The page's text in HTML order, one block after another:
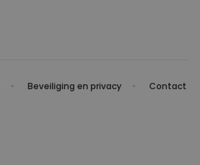
Beveiliging en privacy Contact